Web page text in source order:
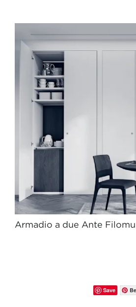
Armadio a due Ante
Save